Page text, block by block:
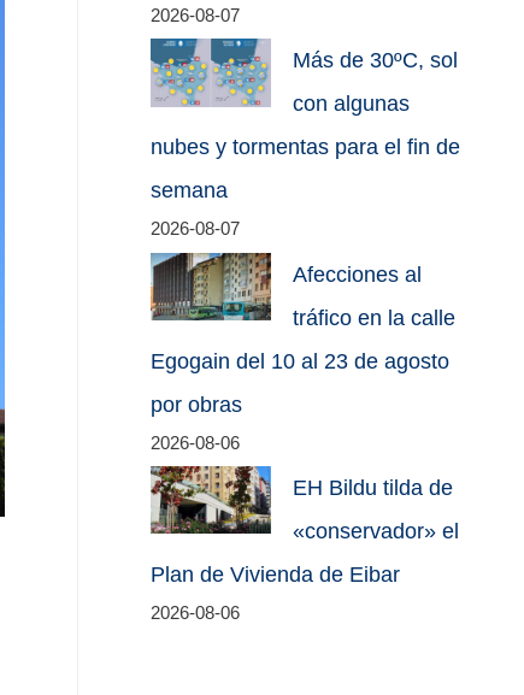
2026-08-07
Más de 30ºC, sol
con algunas
nubes y tormentas para el fin de
semana
2026-08-07
Afecciones al
tráfico en la calle
Egogain del 10 al 23 de agosto
por obras
2026-08-06
EH Bildu tilda de
«conservador» el
Plan de Vivienda de Eibar
2026-08-06